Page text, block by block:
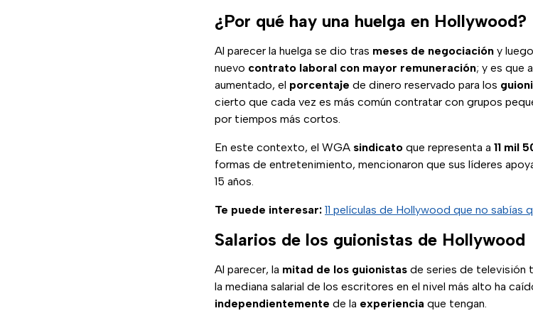
¿Por qué hay una huelga en Hollywood?
Al parecer la huelga se dio tras meses de negociación y
nuevo contrato laboral con mayor remuneración; y es que
aumentado, el porcentaje de dinero reservado para los
cierto que cada vez es más común contratar con grupos
por tiempos más cortos.
En este contexto, el WGA sindicato que representa a 11 mil
formas de entretenimiento, mencionaron que sus líderes
15 años.
Te puede interesar: 11 películas de Hollywood que no sabías
Salarios de los guionistas de Hollywood
Al parecer, la mitad de los guionistas de series de televisión
la mediana salarial de los escritores en el nivel más alto ha
independientemente de la experiencia que tengan.